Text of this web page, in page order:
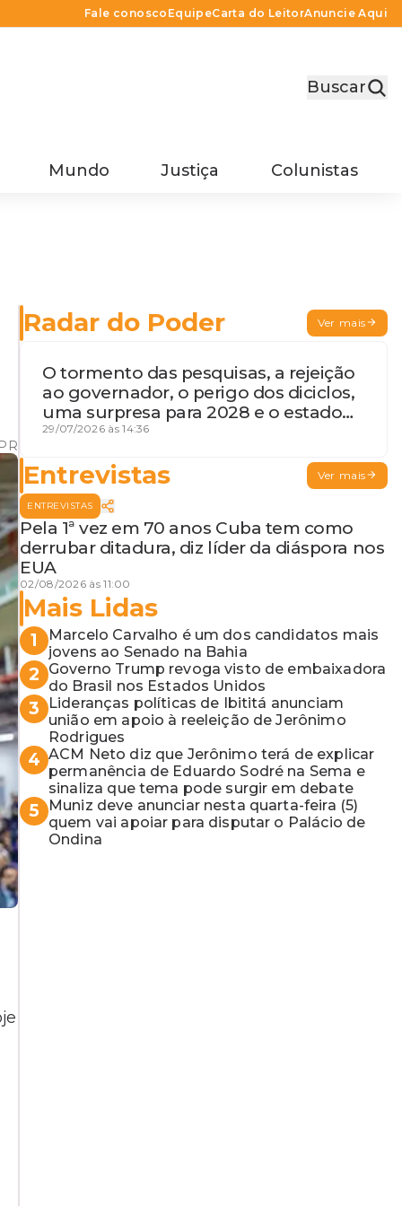
Fale conosco EquipeCarta do LeitorAnuncie Aqui
Buscar
Mundo Justiça Colunistas
Radar do Poder Ver mais
O tormento das pesquisas, a rejeição
ao governador, o perigo dos diciclos,
uma surpresa para 2028 e o estado
de terceira guerra mundial
29/07/2026 às 14:36
Entrevistas Ver mais
ENTREVISTAS
Pela 1ª vez em 70 anos Cuba tem como
derrubar ditadura, diz líder da diáspora nos
EUA
02/08/2026 às 11:00
Mais Lidas
1
Marcelo Carvalho é um dos candidatos mais
jovens ao Senado na Bahia
2
Governo Trump revoga visto de embaixadora
do Brasil nos Estados Unidos
3
Lideranças políticas de Ibititá anunciam
união em apoio à reeleição de Jerônimo
Rodrigues
4 ACM Neto diz que Jerônimo terá de explicar
permanência de Eduardo Sodré na Sema e
sinaliza que tema pode surgir em debate
5
Muniz deve anunciar nesta quarta-feira (5)
quem vai apoiar para disputar o Palácio de
Ondina